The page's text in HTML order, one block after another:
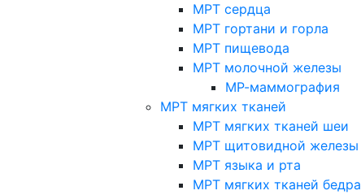
МРТ сердца
МРТ гортани и горла
МРТ пищевода
МРТ молочной железы
МР-маммография
МРТ мягких тканей
МРТ мягких тканей шеи
МРТ щитовидной железы
МРТ языка и рта
МРТ мягких тканей бедра